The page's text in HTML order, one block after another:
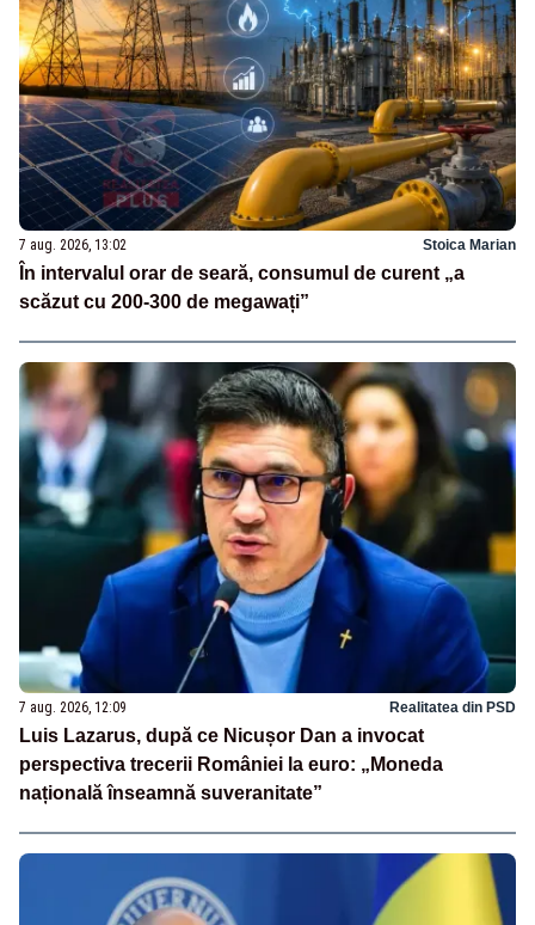
7 aug. 2026, 13:02 Stoica Marian
În intervalul orar de seară, consumul de curent „a
scăzut cu 200-300 de megawați”
7 aug. 2026, 12:09 Realitatea din PSD
Luis Lazarus, după ce Nicușor Dan a invocat
perspectiva trecerii României la euro: „Moneda
națională înseamnă suveranitate”